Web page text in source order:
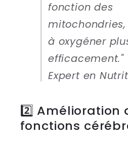
fonction des
à oxygéner
Expert en
2️⃣ Amélioration
fonctions